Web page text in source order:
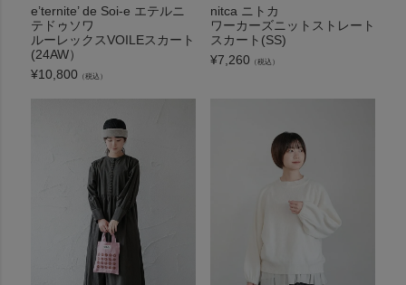
e’ternite’ de Soi-e エテルニ
テドゥソワ
ルーレックスVOILEスカート
(24AW）
¥10,800 （税込）
nitca ニトカ
ワーカーズニットストレート
スカート(SS)
¥7,260 （税込）